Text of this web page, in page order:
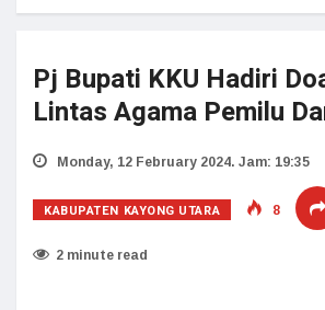
Pj Bupati KKU Hadiri
Lintas Agama Pemilu
Monday, 12 February 2024. Jam: 19:35
KABUPATEN KAYONG UTARA 8
2 minute read